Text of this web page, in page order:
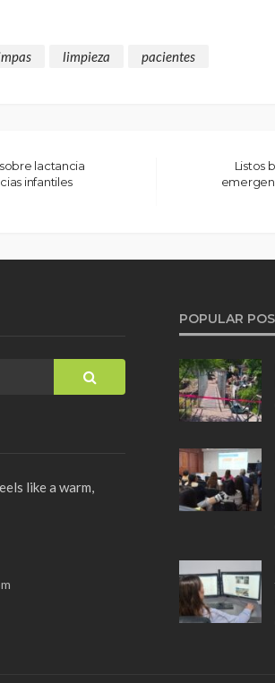
limpieza pacientes
lactancia
infantiles
Listos
like a warm,
POPULAR